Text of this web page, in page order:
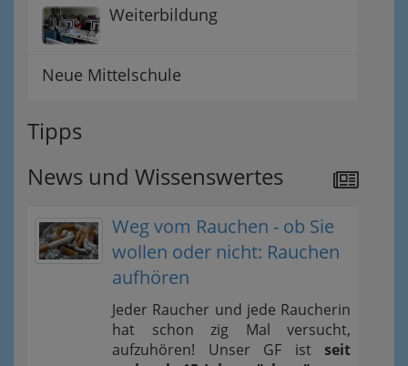
Weiterbildung
Neue Mittelschule
Tipps
News und Wissenswertes
Weg vom Rauchen - ob Sie
wollen oder nicht: Rauchen
aufhören
Jeder Raucher und jede Raucherin
hat schon zig Mal versucht,
aufzuhören! Unser GF ist seit